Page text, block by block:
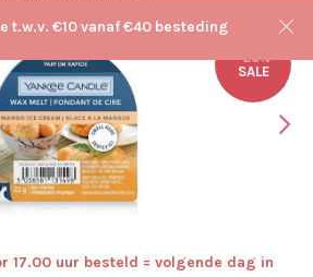
t.w.v. €10 vanaf €40 besteding
-25%
SALE
17.00 uur besteld = volgende dag in